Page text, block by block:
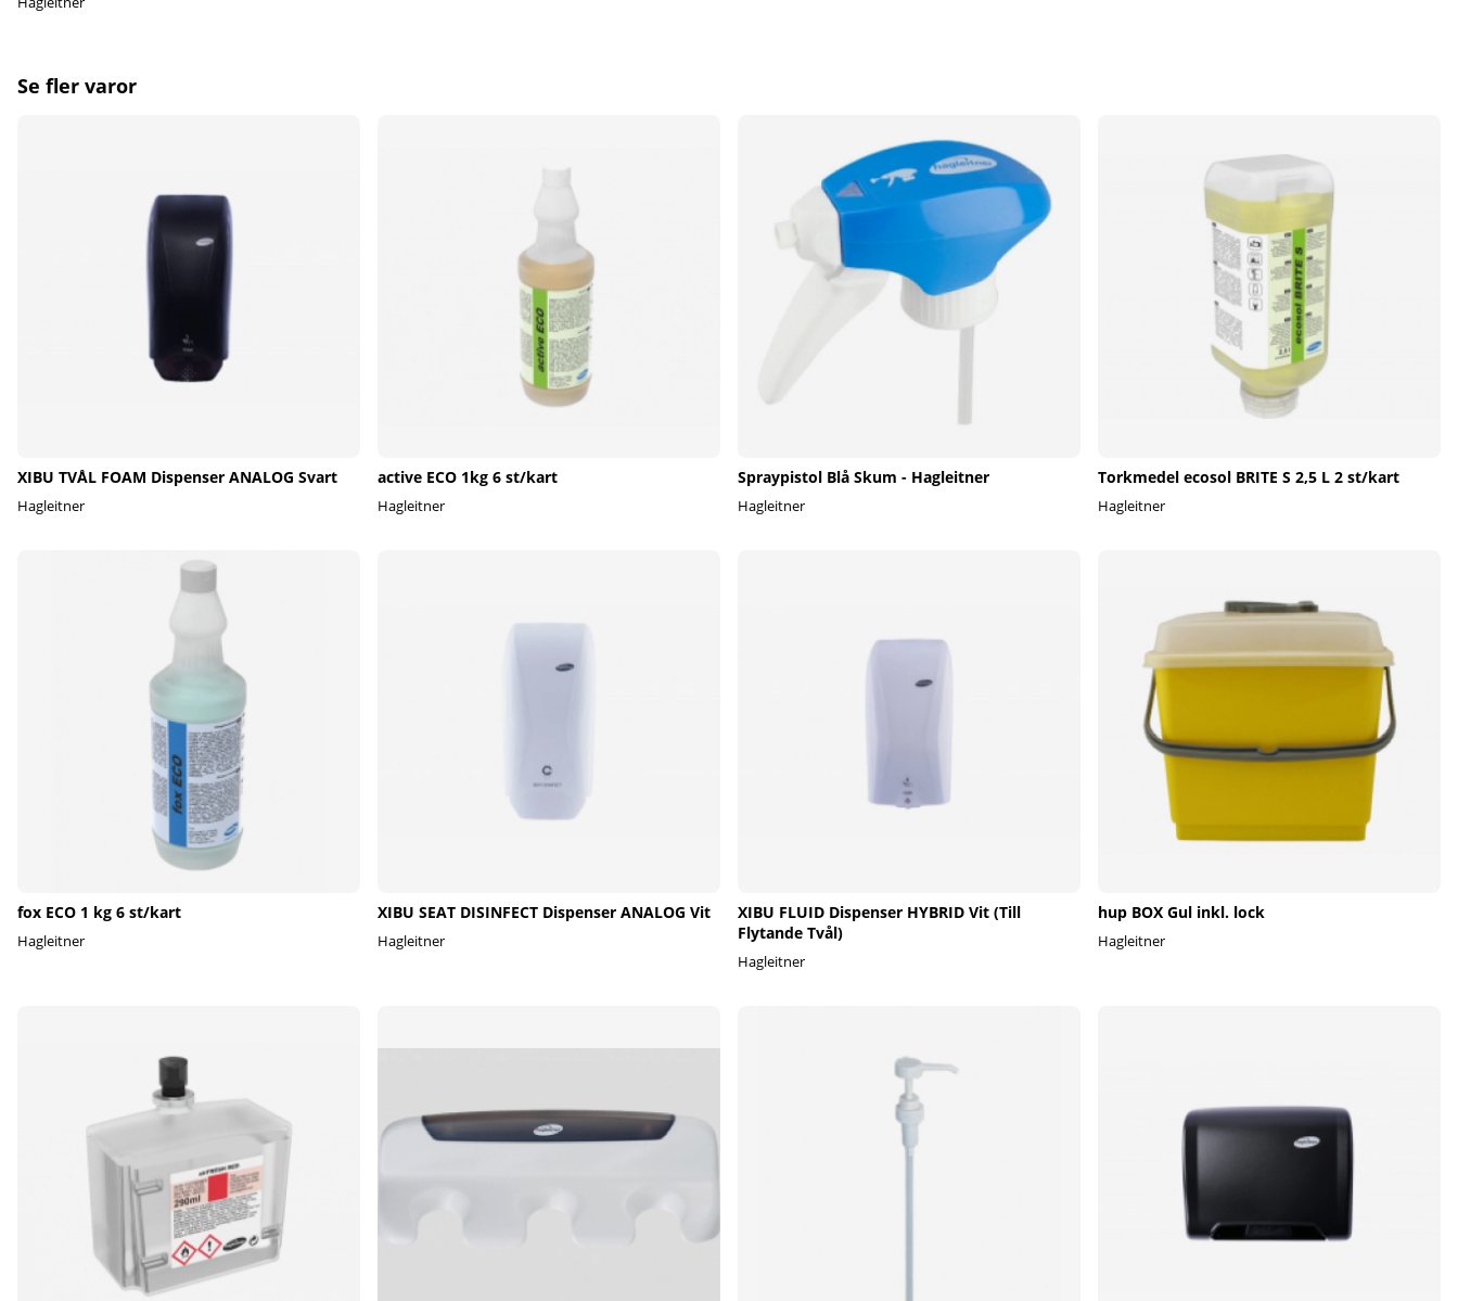
Se fler varor
XIBU TVÅL FOAM Dispenser ANALOG Svart
Hagleitner
active ECO 1kg 6 st/kart
Hagleitner
Spraypistol Blå Skum - Hagleitner
Hagleitner
Torkmedel ecosol BRITE S 2,5 L 2 st/kart
Hagleitner
fox ECO 1 kg 6 st/kart
Hagleitner
XIBU SEAT DISINFECT Dispenser ANALOG Vit
Hagleitner
XIBU FLUID Dispenser HYBRID Vit (Till
Flytande Tvål)
Hagleitner
hup BOX Gul inkl. lock
Hagleitner